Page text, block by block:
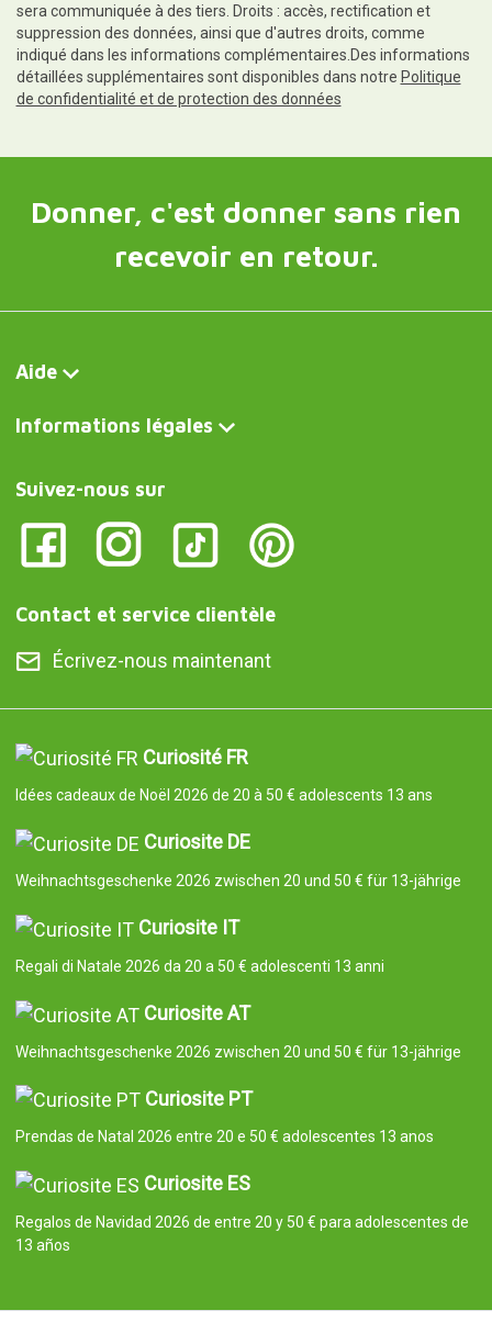
sera communiquée à des tiers. Droits : accès, rectification et
suppression des données, ainsi que d'autres droits, comme
indiqué dans les informations complémentaires.Des informations
détaillées supplémentaires sont disponibles dans notre Politique
de confidentialité et de protection des données
Donner, c'est donner sans rien
recevoir en retour.
Aide
Informations légales
Suivez-nous sur
Contact et service clientèle
Écrivez-nous maintenant
Curiosité FR
Idées cadeaux de Noël 2026 de 20 à 50 € adolescents 13 ans
Curiosite DE
Weihnachtsgeschenke 2026 zwischen 20 und 50 € für 13-jährige
Curiosite IT
Regali di Natale 2026 da 20 a 50 € adolescenti 13 anni
Curiosite AT
Weihnachtsgeschenke 2026 zwischen 20 und 50 € für 13-jährige
Curiosite PT
Prendas de Natal 2026 entre 20 e 50 € adolescentes 13 anos
Curiosite ES
Regalos de Navidad 2026 de entre 20 y 50 € para adolescentes de
13 años